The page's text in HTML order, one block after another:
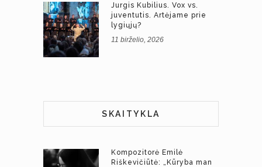
Jurgis Kubilius. Vox vs.
juventutis. Artėjame prie
lygiųjų?
11 birželio, 2026
SKAITYKLA
Kompozitorė Emilė
Riškevičiūtė: „Kūryba man